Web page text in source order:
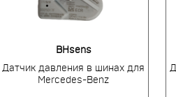
BHsens
Датчик давления в шинах для
Mercedes-Benz